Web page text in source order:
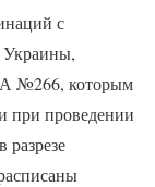
с
Украины,
№266, которым
при проведении